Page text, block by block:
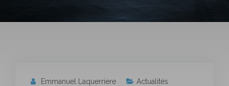
Emmanuel Laquerriere Actualités